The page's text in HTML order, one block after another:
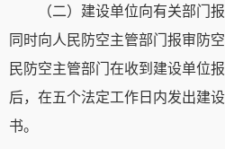
（二）建设单位向有关部门
同时向人民防空主管部门报审防
民防空主管部门在收到建设单位
后，在五个法定工作日内发出建
书。